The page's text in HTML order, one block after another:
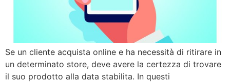
Se un cliente acquista online e ha necessità di ritirare in
un determinato store, deve avere la certezza di trovare
il suo prodotto alla data stabilita. In questi